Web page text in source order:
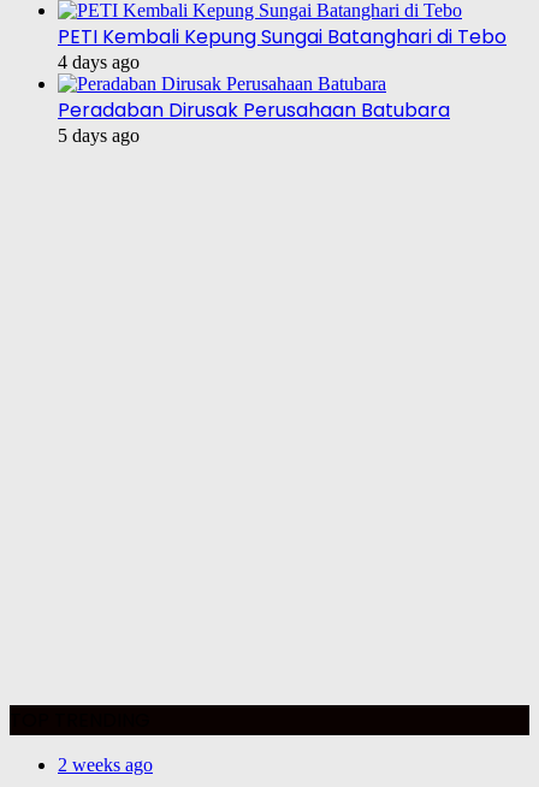
PETI Kembali Kepung Sungai Batanghari di Tebo
4 days ago
Peradaban Dirusak Perusahaan Batubara
5 days ago
2 weeks ago